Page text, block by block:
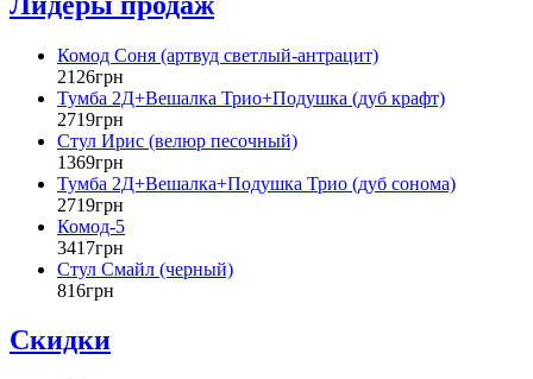
Комод Соня (артвуд светлый-антрацит)
2126грн
Тумба 2Д+Вешалка Трио+Подушка (дуб крафт)
2719грн
Стул Ирис (велюр песочный)
1369грн
Тумба 2Д+Вешалка+Подушка Трио (дуб сонома)
2719грн
Комод-5
3417грн
Стул Смайл (черный)
816грн
Скидки